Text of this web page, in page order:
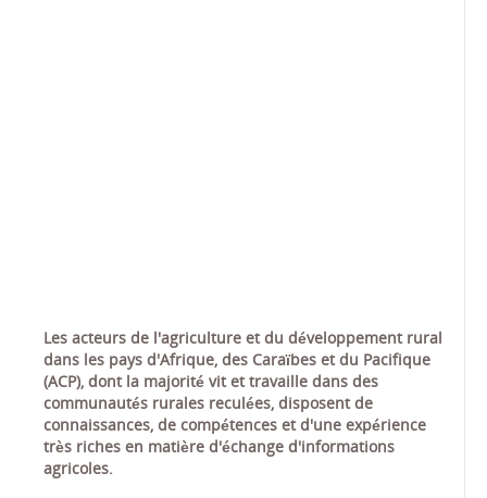
Les acteurs de l'agriculture et du développement rural
dans les pays d'Afrique, des Caraïbes et du Pacifique
(ACP), dont la majorité vit et travaille dans des
communautés rurales reculées, disposent de
connaissances, de compétences et d'une expérience
très riches en matière d'échange d'informations
agricoles.